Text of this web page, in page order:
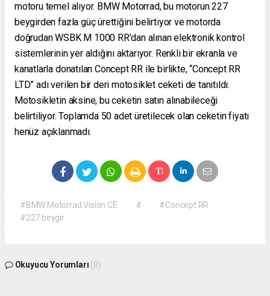
motoru temel alıyor. BMW Motorrad, bu motorun 227
beygirden fazla güç ürettiğini belirtiyor ve motorda
doğrudan WSBK M 1000 RR’dan alınan elektronik kontrol
sistemlerinin yer aldığını aktarıyor. Renkli bir ekranla ve
kanatlarla donatılan Concept RR ile birlikte, “Concept RR
LTD” adı verilen bir deri motosiklet ceketi de tanıtıldı.
Motosikletin aksine, bu ceketin satın alınabileceği
belirtiliyor. Toplamda 50 adet üretilecek olan ceketin fiyatı
henüz açıklanmadı.
#BMW Motorrad Vision CE #
#Concept RR
#227 beygir
Okuyucu Yorumları (0)